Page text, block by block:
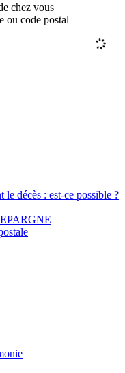
chez vous
ou code postal
le décès : est-ce possible ?